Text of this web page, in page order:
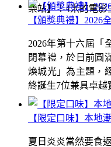
樂站】！4米的電影
【限定口味】本地
夏日炎炎當然要食
【頒獎典禮】2026
2026年第十六屆「
閉幕禮，於日前圓
煥城光」為主題，
終誕生7位兼具卓越